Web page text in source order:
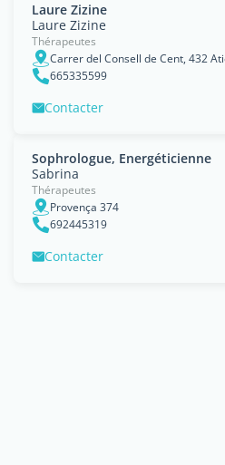
Laure Zizine
Laure Zizine
Thérapeutes
Carrer del Consell de Cent, 432
665335599
Contacter
Sophrologue, Energéticienne
Sabrina
Thérapeutes
Provença 374
692445319
Contacter